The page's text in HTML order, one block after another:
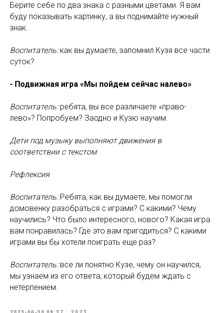
Берите себе по два знака с разными цветами. Я вам
буду показывать картинку, а вы поднимайте нужный
знак.
Воспитатель:как вы думаете, запомнил Кузя все части
суток?
- Подвижная игра «Мы пойдем сейчас налево»
Воспитатель:ребята, вы все различаете «право-
лево»? Попробуем? Заодно и Кузю научим.
Дети под музыку выполняют движения в
соответствии с текстом
Рефлексия
Воспитатель:Ребята, как вы думаете, мы помогли
домовенку разобраться с играми? С какими? Чему
научились? Что было интересного, нового? Какая игра
вам понравилась? Где это вам пригодиться? С какими
играми вы бы хотели поиграть еще раз?
Воспитатель:все ли понятно Кузе, чему он научился,
мы узнаем из его ответа, который будем ждать с
нетерпением.